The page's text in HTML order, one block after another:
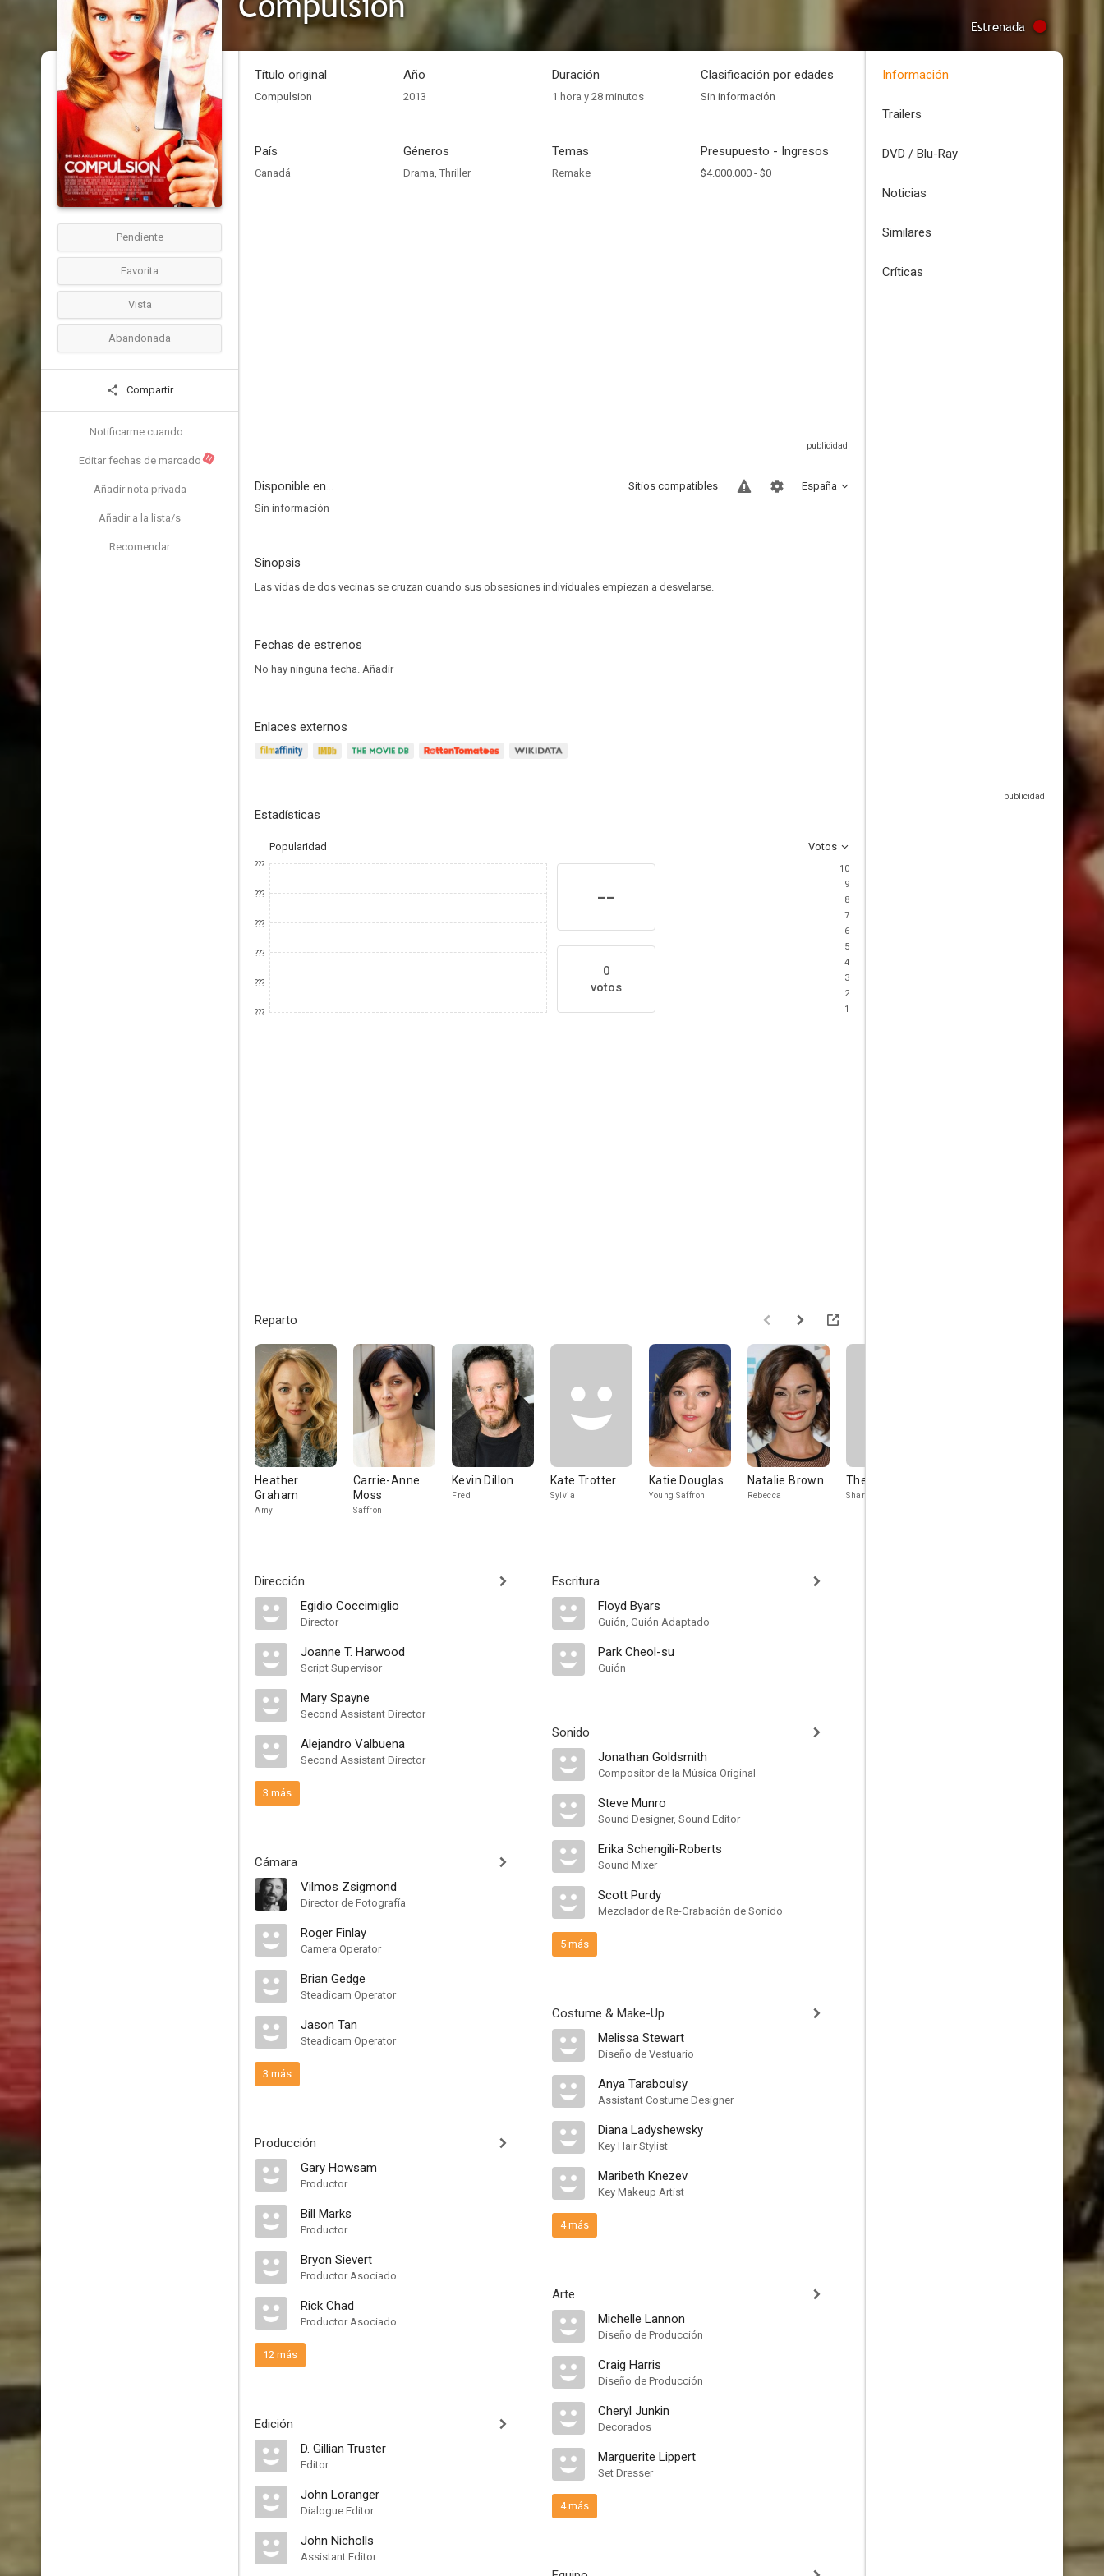
Estrenada
Pendiente
Favorita
Vista
Abandonada
Compartir
Notificarme cuando...
Editar fechas de marcado N
Añadir nota privada
Añadir a la lista/s
Recomendar
Título original
Compulsion
Año
2013
Duración
1 hora y 28 minutos
Clasificación por edades
Sin información
País
Canadá
Géneros
Drama, Thriller
Temas
Remake
Presupuesto - Ingresos
$4.000.000 - $0
Disponible en... España
Sitios compatibles
Sin información
Sinopsis
Las vidas de dos vecinas se cruzan cuando sus obsesiones individuales empiezan a desvelarse.
Fechas de estrenos
No hay ninguna fecha. Añadir
Enlaces externos
Estadísticas
Popularidad Votos
???
???
???
???
???
???
--
0
votos
10
9
8
7
6
5
4
3
2
1
Reparto
Heather
Graham
Amy
Carrie-Anne
Moss
Saffron
Kevin Dillon
Fred
Kate Trotter
Sylvia
Katie Douglas
Young Saffron
Natalie Brown
Rebecca
Theresa Joy
Sharon Nelson
Dirección
Egidio Coccimiglio
Director
Joanne T. Harwood
Script Supervisor
Mary Spayne
Second Assistant Director
Alejandro Valbuena
Second Assistant Director
3 más
Cámara
Vilmos Zsigmond
Director de Fotografía
Roger Finlay
Camera Operator
Brian Gedge
Steadicam Operator
Jason Tan
Steadicam Operator
3 más
Producción
Gary Howsam
Productor
Bill Marks
Productor
Bryon Sievert
Productor Asociado
Rick Chad
Productor Asociado
12 más
Edición
D. Gillian Truster
Editor
John Loranger
Dialogue Editor
John Nicholls
Assistant Editor
Escritura
Floyd Byars
Guión, Guión Adaptado
Park Cheol-su
Guión
Sonido
Jonathan Goldsmith
Compositor de la Música Original
Steve Munro
Sound Designer, Sound Editor
Erika Schengili-Roberts
Sound Mixer
Scott Purdy
Mezclador de Re-Grabación de Sonido
5 más
Costume & Make-Up
Melissa Stewart
Diseño de Vestuario
Anya Taraboulsy
Assistant Costume Designer
Diana Ladyshewsky
Key Hair Stylist
Maribeth Knezev
Key Makeup Artist
4 más
Arte
Michelle Lannon
Diseño de Producción
Craig Harris
Diseño de Producción
Cheryl Junkin
Decorados
Marguerite Lippert
Set Dresser
4 más
Información
Trailers
DVD / Blu-Ray
Noticias
Similares
Críticas